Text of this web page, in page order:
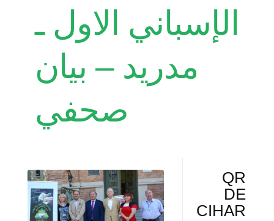
الإسباني الاول ـ
مدريد – بيان
صحفي
QR
DE
CIHAR